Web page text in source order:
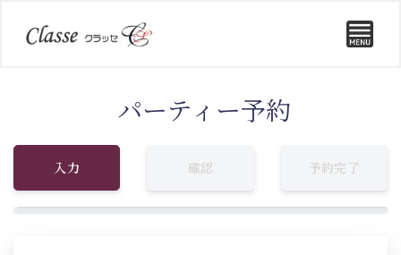
パーティー予約
入力 確認 予約完了